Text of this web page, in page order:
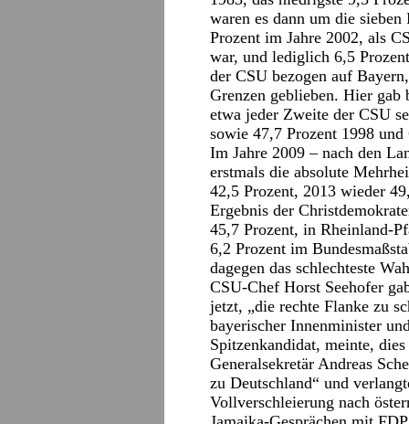
waren es dann um die
Prozent im Jahre 2002, als
war, und lediglich 6,5
der CSU bezogen auf
Grenzen geblieben. Hier gab
etwa jeder Zweite der CSU
sowie 47,7 Prozent 1998
Im Jahre 2009 – nach den
erstmals die absolute
42,5 Prozent, 2013 wieder
Ergebnis der
45,7 Prozent, in Rheinland-
6,2 Prozent im
dagegen das schlechteste
CSU-Chef Horst Seehofer
jetzt, „die rechte Flanke zu
bayerischer Innenminister
Spitzenkandidat, meinte,
Generalsekretär Andreas
zu Deutschland“ und
Vollverschleierung nach